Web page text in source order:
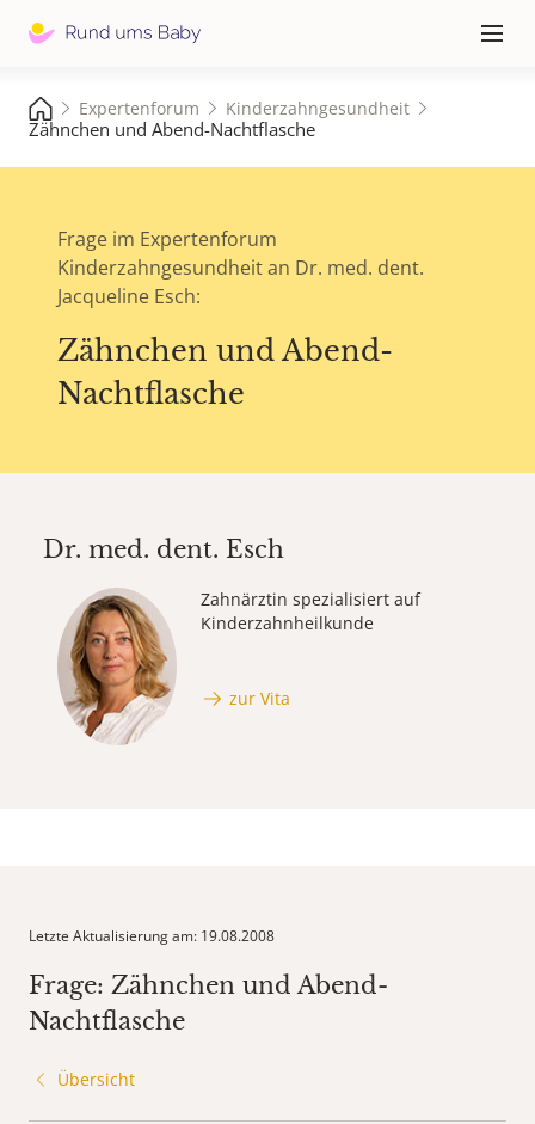
≡
Expertenforum Kinderzahngesundheit
Zähnchen und Abend-Nachtflasche
Frage im Expertenforum
Kinderzahngesundheit an Dr. med. dent.
Jacqueline Esch:
Zähnchen und Abend-
Nachtflasche
Dr. med. dent. Esch
Zahnärztin spezialisiert auf
Kinderzahnheilkunde
zur Vita
Letzte Aktualisierung am: 19.08.2008
Frage: Zähnchen und Abend-
Nachtflasche
Übersicht